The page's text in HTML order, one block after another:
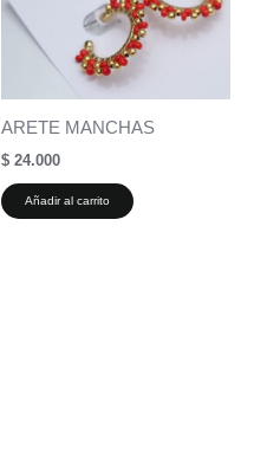
ARETE MANCHAS
$ 24.000
Añadir al carrito